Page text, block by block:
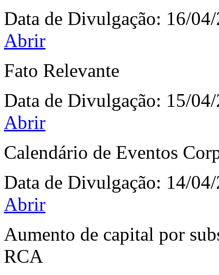
Data de Divulgação: 16/
Abrir
Fato Relevante
Data de Divulgação: 15/
Abrir
Calendário de Eventos
Data de Divulgação: 14/
Abrir
Aumento de capital por
RCA